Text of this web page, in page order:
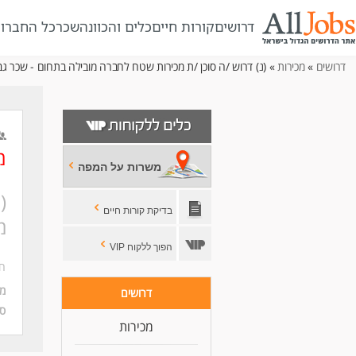
דרושיםקורות חייםכלים והכוונהשכרכל
דרושים »מכירות» (נ) דרוש /ה סוכן /ת מכירות שטח לחברה מובילה בתחום - שכר
משרות על המפה
בדיקת קורות חיים
הפוך ללקוח VIP
דרושים
מכירות